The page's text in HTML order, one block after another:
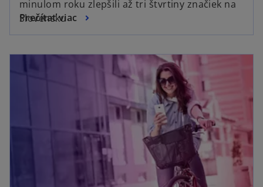
minulom roku zlepšili až tri štvrtiny značiek na
Slovensku
Prečítať viac